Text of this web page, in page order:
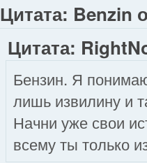
Цитата: Benzin
Цитата:
Бензин. Я
лишь извилину и
Начни уже свои
всему ты только